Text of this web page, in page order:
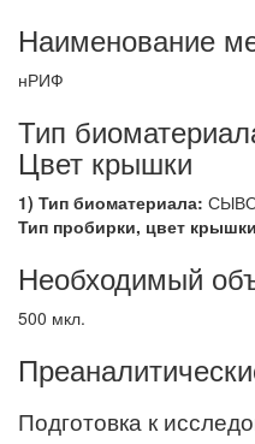
Наименование
нРИФ
Тип
Цвет крышки
1) Тип биоматериала:
Тип пробирки, цвет
Необходимый
500 мкл.
Подготовка к